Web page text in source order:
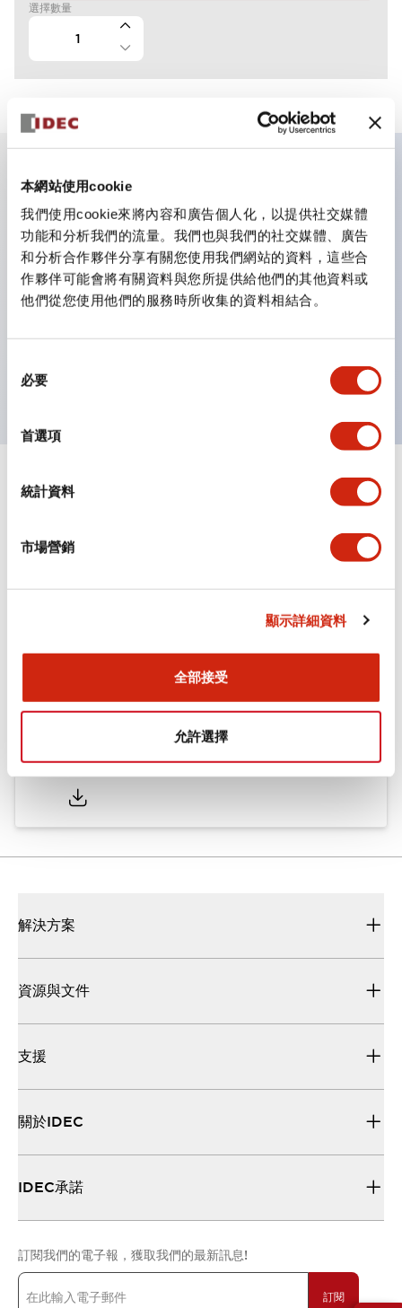
本網站使用cookie
我們使用cookie來將內容和廣告個人化，以提供社交媒體
功能和分析我們的流量。我們也與我們的社交媒體、廣告
和分析合作夥伴分享有關您使用我們網站的資料，這些合
作夥伴可能會將有關資料與您所提供給他們的其他資料或
他們從您使用他們的服務時所收集的資料相結合。
必要
首選項
統計資料
市場營銷
顯示詳細資料
全部接受
允許選擇
選擇數量
主要特點
適用於從民生到FA領域的廣泛用途
LED照明單元內置限流電阻和二極體
防護結構具備IP40和IP65等級。（IEC 60529）
可使用專用配件輕鬆更換為Φ22閃光輪廓
文件和檔案
2022/04/07.PDF942.26KB
2025/05/19.PDF2.36MB
解決方案
資源與文件
支援
關於IDEC
IDEC承諾
訂閱我們的電子報，獲取我們的最新訊息!
訂閱